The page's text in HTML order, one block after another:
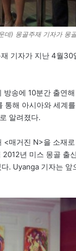
) 몽골주재 기자가 몽
기자가 지난 4월
방송에 10분간 출연
통해 아시아와 세계
알려졌다.
매거진 N>을 소재
년 미스 몽골 출
. Uyanga 기자는